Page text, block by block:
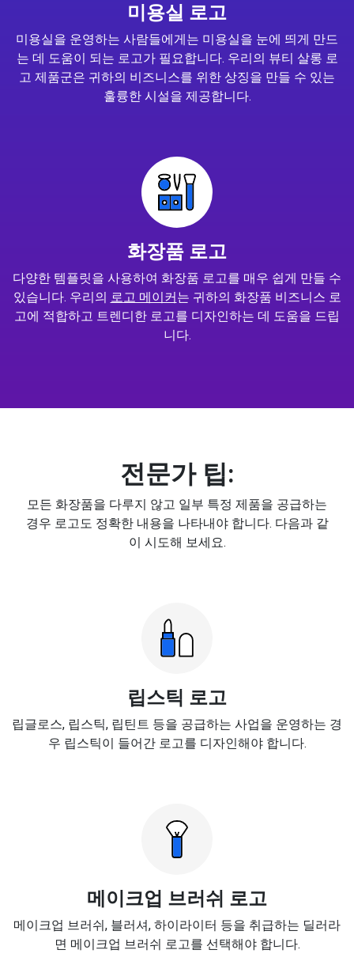
미용실 로고
미용실을 운영하는 사람들에게는 미용실을 눈에 띄게 만드
는 데 도움이 되는 로고가 필요합니다. 우리의 뷰티 살롱 로
고 제품군은 귀하의 비즈니스를 위한 상징을 만들 수 있는
훌륭한 시설을 제공합니다.
화장품 로고
다양한 템플릿을 사용하여 화장품 로고를 매우 쉽게 만들 수
있습니다. 우리의 로고 메이커는 귀하의 화장품 비즈니스 로
고에 적합하고 트렌디한 로고를 디자인하는 데 도움을 드립
니다.
전문가 팁:
모든 화장품을 다루지 않고 일부 특정 제품을 공급하는
경우 로고도 정확한 내용을 나타내야 합니다. 다음과 같
이 시도해 보세요.
립스틱 로고
립글로스, 립스틱, 립틴트 등을 공급하는 사업을 운영하는 경
우 립스틱이 들어간 로고를 디자인해야 합니다.
메이크업 브러쉬 로고
메이크업 브러쉬, 블러셔, 하이라이터 등을 취급하는 딜러라
면 메이크업 브러쉬 로고를 선택해야 합니다.